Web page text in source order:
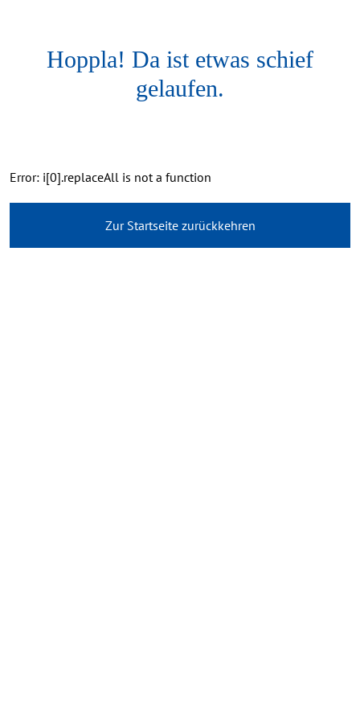
Hoppla! Da ist etwas schief
gelaufen.
Error: i[0].replaceAll is not a function
Zur Startseite zurückkehren